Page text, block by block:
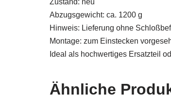
Zustand: neu
Abzugsgewicht: ca. 1200 g
Hinweis: Lieferung ohne
Montage: zum Einstecken
Ideal als hochwertiges Ersatzteil
Ähnliche